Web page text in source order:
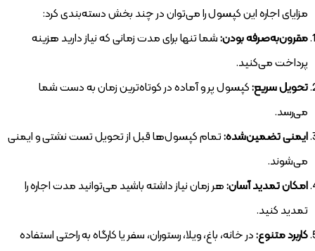
مزایای اجاره این کپسول را می‌توان در چند بخش دسته‌بندی کرد:
مقرون‌به‌صرفه بودن:شما تنها برای مدت زمانی که نیاز دارید هزینه
پرداخت می‌کنید.
تحویل سریع:کپسول پر و آماده در کوتاه‌ترین زمان به دست شما
می‌رسد.
ایمنی تضمین‌شده:تمام کپسول‌ها قبل از تحویل تست نشتی و ایمنی
می‌شوند.
امکان تمدید آسان:هر زمان نیاز داشته باشید می‌توانید مدت اجاره را
تمدید کنید.
کاربرد متنوع:در خانه، باغ، ویلا، رستوران، سفر یا کارگاه به راحتی استفاده